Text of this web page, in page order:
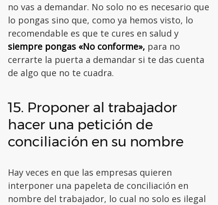
no vas a demandar. No solo no es necesario que
lo pongas sino que, como ya hemos visto, lo
recomendable es que te cures en salud y
siempre pongas «No conforme», para no
cerrarte la puerta a demandar si te das cuenta
de algo que no te cuadra.
15. Proponer al trabajador
hacer una petición de
conciliación en su nombre
Hay veces en que las empresas quieren
interponer una papeleta de conciliación en
nombre del trabajador, lo cual no solo es ilegal